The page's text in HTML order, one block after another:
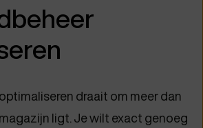
draait om meer dan
ligt. Je wilt exact genoeg